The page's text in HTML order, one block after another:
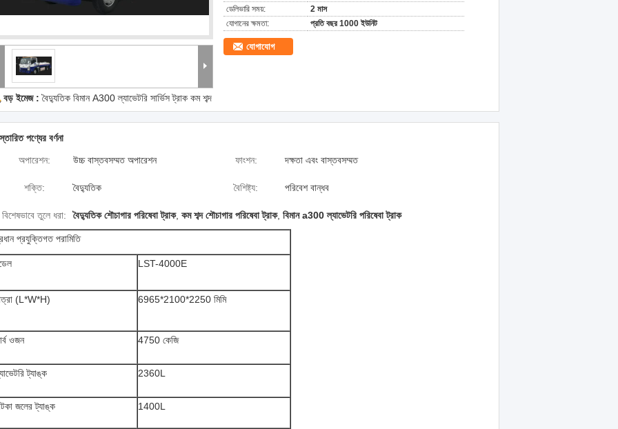
বড় ইমেজ :বৈদ্যুতিক বিমান A300 ল্যাভেটরি সার্ভিস ট্রাক কম শব্দ
ডেলিভারি সময়:
2 মাস
যোগানের ক্ষমতা:
প্রতি বছর 1000 ইউনিট
যোগাযোগ
পণ্যের বর্ণনা
অপারেশন:
উচ্চ বাস্তবসম্মত অপারেশন ফাংশন: দক্ষতা এবং বাস্তবসম্মত
শক্তি: বৈদ্যুতিক বৈশিষ্ট্য: পরিবেশ বান্ধব
বিশেষভাবে তুলে ধরা: বৈদ্যুতিক শৌচাগার পরিষেবা ট্রাক, কম শব্দ শৌচাগার পরিষেবা ট্রাক, বিমান a300 ল্যাভেটরি পরিষেবা ট্রাক
প্রযুক্তিগত পরামিতি
LST-4000E
(L*W*H) 6965*2100*2250 মিমি
ওজন 4750 কেজি
ট্যাঙ্ক 2360L
জলের ট্যাঙ্ক 1400L